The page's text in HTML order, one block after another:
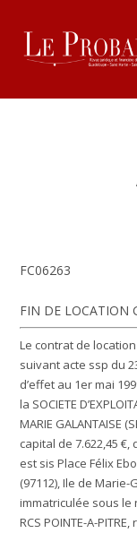
FC06263
FIN DE LOCATION
Le contrat de
suivant acte ssp du
d’effet au 1er mai
la SOCIETE
MARIE GALANTAISE
capital de 7.622,45
est sis Place Félix
(97112), Ile de
immatriculée sous le
RCS POINTE-A-